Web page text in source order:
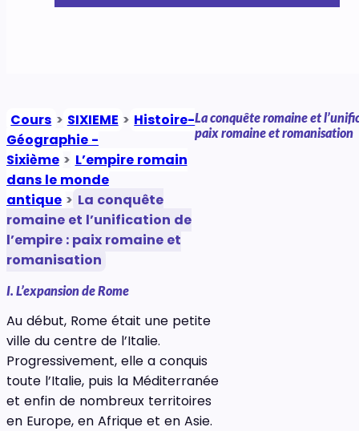
Cours > SIXIEME > Histoire-
Géographie -
Sixième > L’empire romain
dans le monde
antique > La conquête
romaine et l’unification de
l’empire : paix romaine et
romanisation
La conquête romaine et
paix romaine et romanisation
I. L’expansion de Rome
Au début, Rome était une petite
ville du centre de l’Italie.
Progressivement, elle a conquis
toute l’Italie, puis la Méditerranée
et enfin de nombreux territoires
en Europe, en Afrique et en Asie.